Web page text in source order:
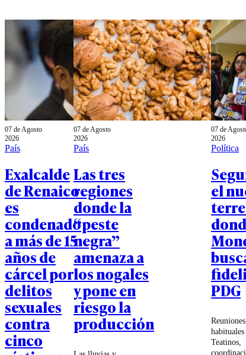
07 de Agosto
2026
País
Exalcalde
de Renaico
es
condenado
a más de 15
años de
cárcel por
delitos
sexuales
contra
cinco
07 de Agosto
2026
País
Las tres
regiones
donde la
“peste
negra”
amenaza a
los nogales
y pone en
riesgo la
producción
07 de
2026
Política
el
PDG
Reuniones
habituales
Teatinos,